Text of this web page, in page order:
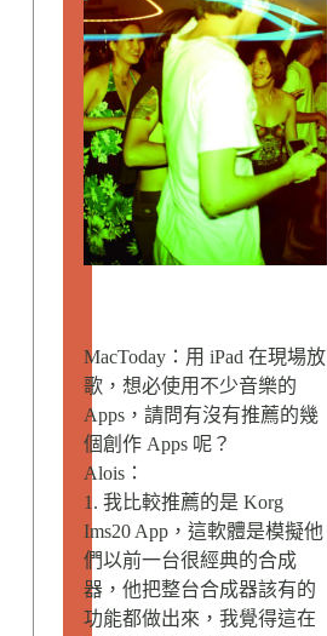
MacToday：用 iPad 在現場放
歌，想必使用不少音樂的
Apps，請問有沒有推薦的幾
個創作 Apps 呢？
Alois：
1. 我比較推薦的是 Korg
Ims20 App，這軟體是模擬他
們以前一台很經典的合成
器，他把整台合成器該有的
功能都做出來，我覺得這在